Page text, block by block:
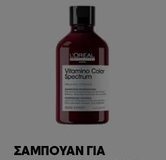
ΣΑΜΠΟΥΆΝ ΓΙΑ